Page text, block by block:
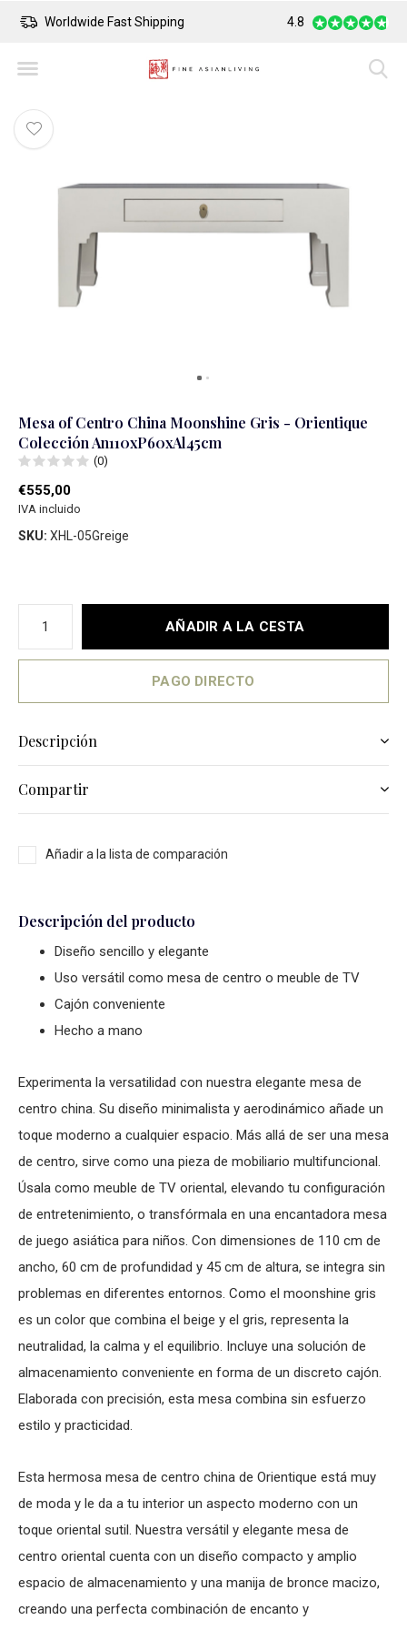
Worldwide Fast Shipping Safe Payment
4.8
Mesa of Centro China Moonshine Gris - Orientique
Colección An110xP60xAl45cm
(0)
€555,00
IVA incluido
SKU: XHL-05Greige
AÑADIR A LA CESTA
PAGO DIRECTO
Descripción
Compartir
Añadir a la lista de comparación
Descripción del producto
Diseño sencillo y elegante
Uso versátil como mesa de centro o meuble de TV
Cajón conveniente
Hecho a mano
Experimenta la versatilidad con nuestra elegante mesa de
centro china. Su diseño minimalista y aerodinámico añade un
toque moderno a cualquier espacio. Más allá de ser una mesa
de centro, sirve como una pieza de mobiliario multifuncional.
Úsala como meuble de TV oriental, elevando tu configuración
de entretenimiento, o transfórmala en una encantadora mesa
de juego asiática para niños. Con dimensiones de 110 cm de
ancho, 60 cm de profundidad y 45 cm de altura, se integra sin
problemas en diferentes entornos. Como el moonshine gris
es un color que combina el beige y el gris, representa la
neutralidad, la calma y el equilibrio. Incluye una solución de
almacenamiento conveniente en forma de un discreto cajón.
Elaborada con precisión, esta mesa combina sin esfuerzo
estilo y practicidad.
Esta hermosa mesa de centro china de Orientique está muy
de moda y le da a tu interior un aspecto moderno con un
toque oriental sutil. Nuestra versátil y elegante mesa de
centro oriental cuenta con un diseño compacto y amplio
espacio de almacenamiento y una manija de bronce macizo,
creando una perfecta combinación de encanto y